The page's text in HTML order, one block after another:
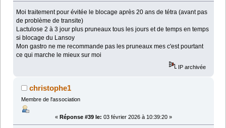
Moi traitement pour évitée le blocage après 20 ans de tétra (avant pas
de problème de transite)
Lactulose 2 à 3 jour plus pruneaux tous les jours et de temps en temps
si blocage du Lansoy
Mon gastro ne me recommande pas les pruneaux mes c'est pourtant
ce qui marche le mieux sur moi
IP archivée
christophe1
Membre de l'association
« Réponse #39 le: 03 février 2026 à 10:39:20 »